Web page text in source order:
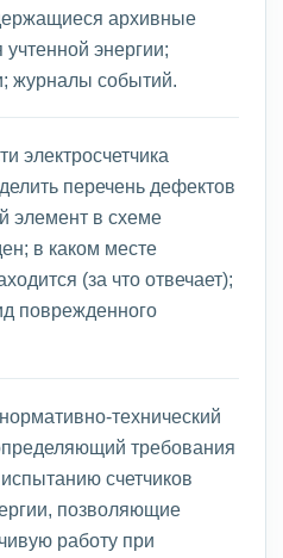
архивные
энергии;
журналы событий.
электросчетчика
перечень дефектов
элемент в схеме
в каком месте
(за что отвечает);
поврежденного
технический
требования
счетчиков
позволяющие
работу при